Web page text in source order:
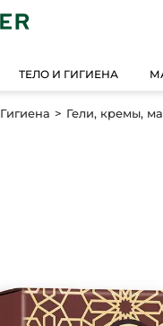
ТЕЛО И ГИГИЕНА
Гигиена Гели, кремы,